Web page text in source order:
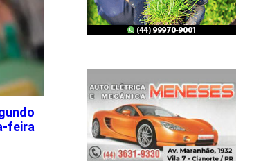
feira